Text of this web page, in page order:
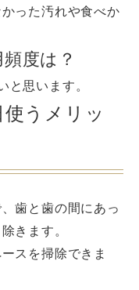
った汚れや食べか
度は？
と思います。
うメリッ
歯と歯の間にあっ
きます。
スを掃除できま